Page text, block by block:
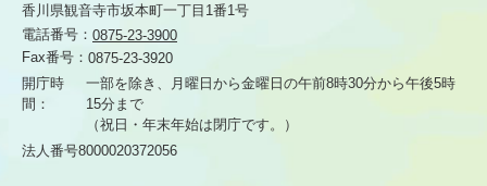
香川県観音寺市坂本町一丁目1番1号
電話番号： 0875-23-3900
Fax番号： 0875-23-3920
開庁時
間：
一部を除き、月曜日から金曜日の午前8時30分から午後5時
15分まで
（祝日・年末年始は閉庁です。）
法人番号8000020372056